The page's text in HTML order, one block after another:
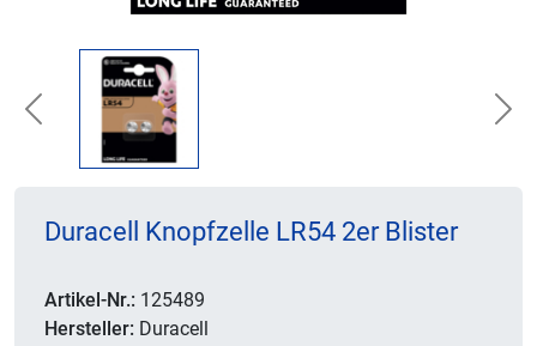
Previous
Duracell Knopfzelle LR54 2er Blister
Artikel-Nr.: 125489
Hersteller: Duracell